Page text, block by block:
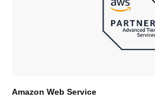
Amazon Web Service